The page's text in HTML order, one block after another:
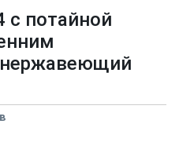
с потайной